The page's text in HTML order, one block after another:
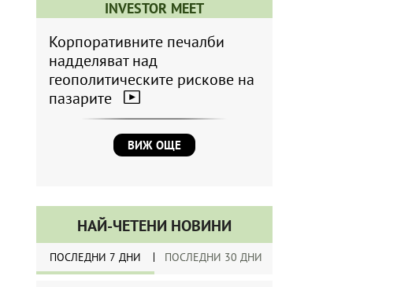
INVESTOR MEET
Корпоративните печалби
надделяват над
геополитическите рискове на
пазарите
ВИЖ ОЩЕ
НАЙ-ЧЕТЕНИ НОВИНИ
ПОСЛЕДНИ 7 ДНИ ПОСЛЕДНИ 30 ДНИ